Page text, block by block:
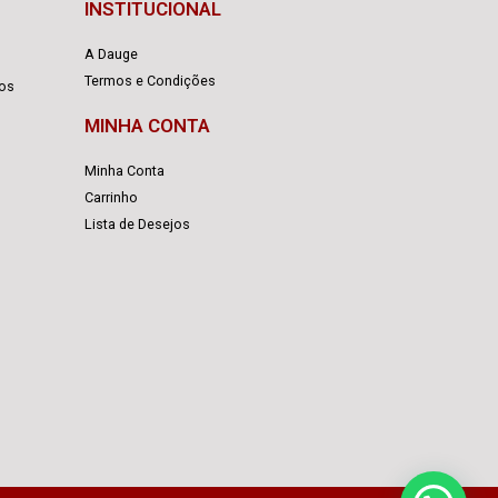
INSTITUCIONAL
A Dauge
Termos e Condições
MINHA CONTA
Minha Conta
Carrinho
Lista de Desejos